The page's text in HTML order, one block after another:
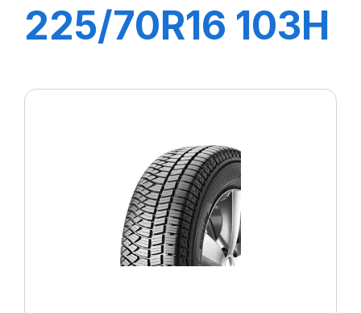
225/70R16 103H